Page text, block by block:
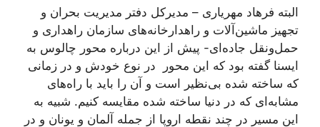
البته فرهاد مهریاری – مدیرکل دفتر مدیریت بحران و
تجهیز ماشین‌آلات و راهدارخانه‌های سازمان راهداری و
حمل‌ونقل جاده‌ای- پیش از این درباره محور چالوس به
ایسنا گفته بود که این محور در نوع خودش و در زمانی
که ساخته شده بی‌نظیر است و آن را باید با راه‌های
مشابه‌ای که در دنیا ساخته شده مقایسه کنیم. شبیه به
این مسیر در چند نقطه اروپا از جمله آلمان و یونان و در